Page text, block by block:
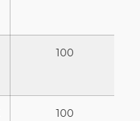
100
100